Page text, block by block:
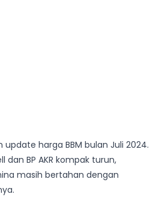
harga BBM bulan Juli 2024.
dan BP AKR kompak turun,
masih bertahan dengan